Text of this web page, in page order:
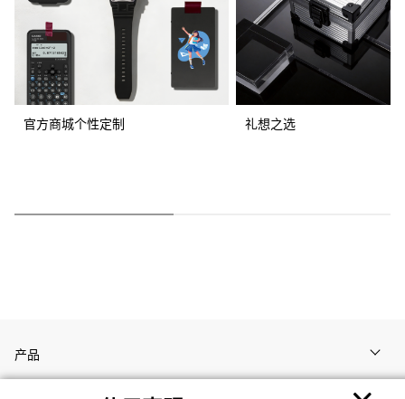
官方商城个性定制 礼想之选
产品